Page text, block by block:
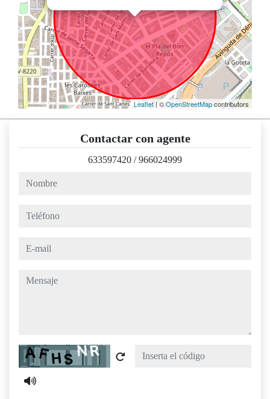
Leaflet| ©OpenStreetMapcontributors
Contactar con agente
633597420 /966024999
nombre
teléfono
e-mail
mensaje
Captcha